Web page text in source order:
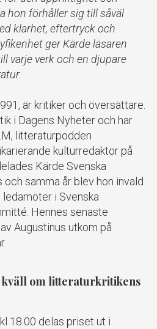
hon förhåller sig till såväl
klarhet, eftertryck och
ger Kärde läsaren
varje verk och en djupare
är kritiker och översättare.
i Dagens Nyheter och har
litteraturpodden
kulturredaktör på
Kärde Svenska
samma år blev hon invald
i Svenska
Hennes senaste
av Augustinus utkom på
om litteraturkritikens
18.00 delas priset ut i